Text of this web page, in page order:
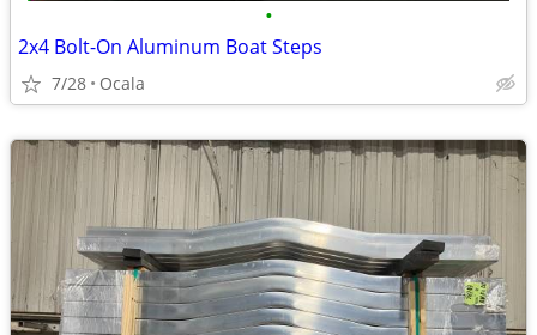
•
2x4 Bolt-On Aluminum Boat Steps
7/28 Ocala